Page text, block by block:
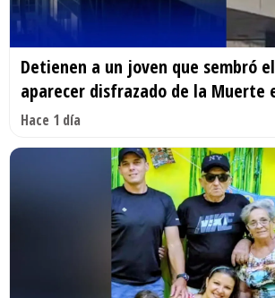
Detienen a un joven que sembró
aparecer disfrazado de la Muerte
Hace 1 día